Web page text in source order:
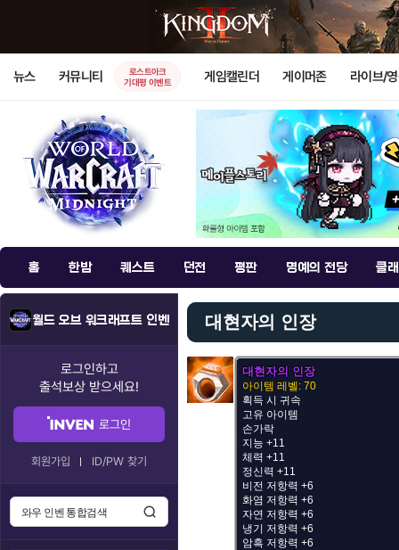
뉴스 커뮤니티
로스트아크
기대평 이벤트
게임캘린더 게이머존 라이브/
홈 한밤 퀘스트 던전 평판 명예의 전당 클
월드 오브 워크래프트 인벤
로그인하고
출석보상 받으세요!
로그인
회원가입 ID/PW 찾기
대현자의 인장
대현자의 인장
아이템 레벨: 70
획득 시 귀속
고유 아이템
손가락
지능 +11
체력 +11
정신력 +11
비전 저항력 +6
화염 저항력 +6
자연 저항력 +6
냉기 저항력 +6
암흑 저항력 +6